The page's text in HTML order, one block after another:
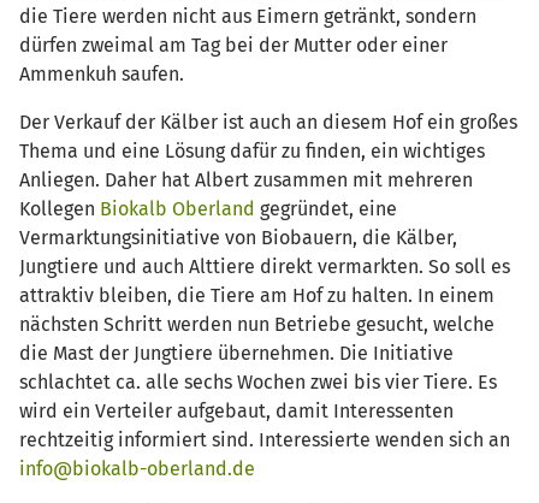
die Tiere werden nicht aus Eimern getränkt, sondern
dürfen zweimal am Tag bei der Mutter oder einer
Ammenkuh saufen.
Der Verkauf der Kälber ist auch an diesem Hof ein großes
Thema und eine Lösung dafür zu finden, ein wichtiges
Anliegen. Daher hat Albert zusammen mit mehreren
Kollegen Biokalb Oberland gegründet, eine
Vermarktungsinitiative von Biobauern, die Kälber,
Jungtiere und auch Alttiere direkt vermarkten. So soll es
attraktiv bleiben, die Tiere am Hof zu halten. In einem
nächsten Schritt werden nun Betriebe gesucht, welche
die Mast der Jungtiere übernehmen. Die Initiative
schlachtet ca. alle sechs Wochen zwei bis vier Tiere. Es
wird ein Verteiler aufgebaut, damit Interessenten
rechtzeitig informiert sind. Interessierte wenden sich an
info@biokalb-oberland.de